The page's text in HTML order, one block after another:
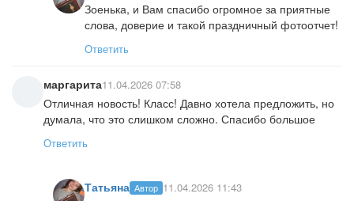
Зоенька, и Вам спасибо огромное за приятные
слова, доверие и такой праздничный фотоотчет!
Ответить
маргарита11.04.2026 07:58
Отличная новость! Класс! Давно хотела предложить, но
думала, что это слишком сложно. Спасибо большое
Ответить
Татьяна Автор 11.04.2026 11:43